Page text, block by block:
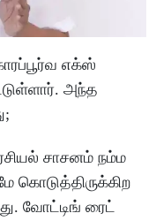
எக்ஸ்
அந்த
சாசனம் நம்ம
கொடுத்திருக்கிற
வோட்டிங் ரைட்